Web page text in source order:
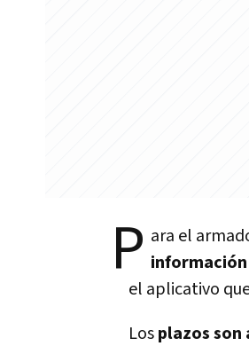
P ara el
información
el aplicativo
Losplazos son